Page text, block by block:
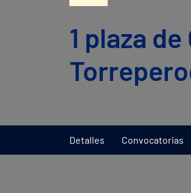
1 plaza
Detalles Convocatorias